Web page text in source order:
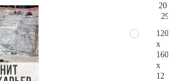
20
120
x
160
x
12